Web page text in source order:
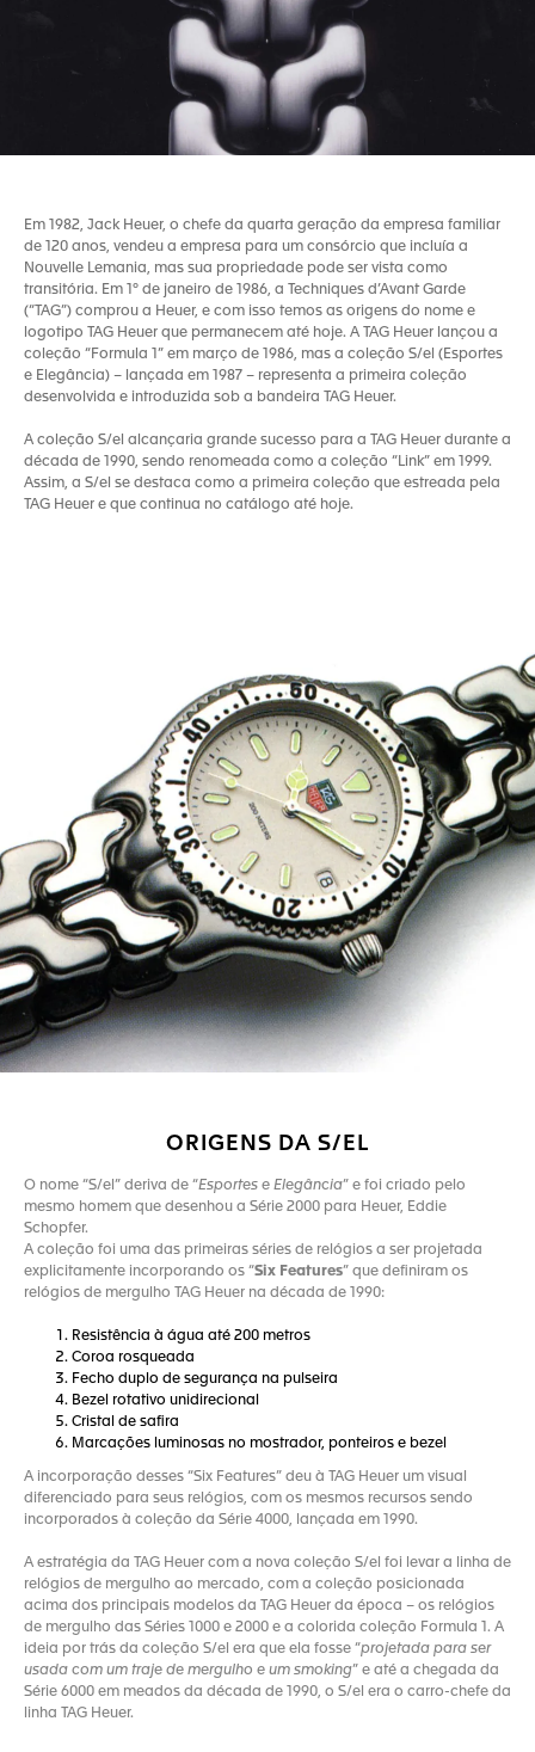
Em 1982, Jack Heuer, o chefe da quarta geração da empresa familiar
de 120 anos, vendeu a empresa para um consórcio que incluía a
Nouvelle Lemania, mas sua propriedade pode ser vista como
transitória. Em 1º de janeiro de 1986, a Techniques d’Avant Garde
(“TAG”) comprou a Heuer, e com isso temos as origens do nome e
logotipo TAG Heuer que permanecem até hoje. A TAG Heuer lançou a
coleção “Formula 1” em março de 1986, mas a coleção S/el (Esportes
e Elegância) – lançada em 1987 – representa a primeira coleção
desenvolvida e introduzida sob a bandeira TAG Heuer.
A coleção S/el alcançaria grande sucesso para a TAG Heuer durante a
década de 1990, sendo renomeada como a coleção “Link” em 1999.
Assim, a S/el se destaca como a primeira coleção que estreada pela
TAG Heuer e que continua no catálogo até hoje.
ORIGENS DA S/EL
O nome “S/el” deriva de “Esportes e Elegância” e foi criado pelo
mesmo homem que desenhou a Série 2000 para Heuer, Eddie
Schopfer.
A coleção foi uma das primeiras séries de relógios a ser projetada
explicitamente incorporando os “Six Features” que definiram os
relógios de mergulho TAG Heuer na década de 1990:
Resistência à água até 200 metros
Coroa rosqueada
Fecho duplo de segurança na pulseira
Bezel rotativo unidirecional
Cristal de safira
Marcações luminosas no mostrador, ponteiros e bezel
A incorporação desses “Six Features” deu à TAG Heuer um visual
diferenciado para seus relógios, com os mesmos recursos sendo
incorporados à coleção da Série 4000, lançada em 1990.
A estratégia da TAG Heuer com a nova coleção S/el foi levar a linha de
relógios de mergulho ao mercado, com a coleção posicionada
acima dos principais modelos da TAG Heuer da época – os relógios
de mergulho das Séries 1000 e 2000 e a colorida coleção Formula 1. A
ideia por trás da coleção S/el era que ela fosse “projetada para ser
usada com um traje de mergulho e um smoking” e até a chegada da
Série 6000 em meados da década de 1990, o S/el era o carro-chefe da
linha TAG Heuer.